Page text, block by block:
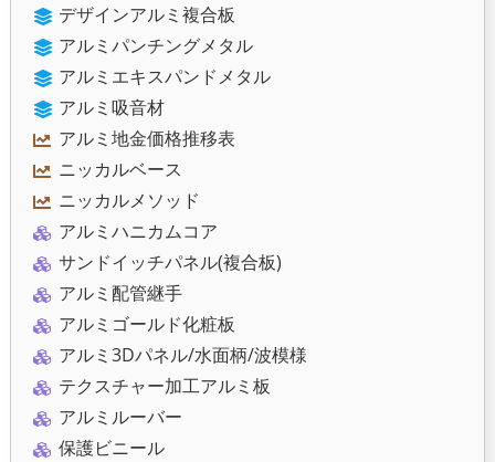
デザインアルミ複合板
アルミパンチングメタル
アルミエキスパンドメタル
アルミ吸音材
アルミ地金価格推移表
ニッカルベース
ニッカルメソッド
アルミハニカムコア
サンドイッチパネル(複合板)
アルミ配管継手
アルミゴールド化粧板
アルミ3Dパネル/水面柄/波模様
テクスチャー加工アルミ板
アルミルーバー
保護ビニール